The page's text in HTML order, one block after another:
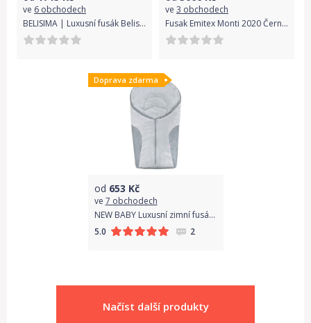
ve 6 obchodech
BELISIMA | Luxusní fusák Belisima | Luxusní fusák Belisima šachovnice | Černá |
ve 3 obchodech
Fusak Emitex Monti 2020 Černá 2020
Doprava zdarma
od 653 Kč
ve 7 obchodech
NEW BABY Luxusní zimní fusák New Baby Car light grey
5.0
2
Načíst další produkty